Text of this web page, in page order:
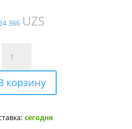
366 UZS
товара
ЭЛТИРИЗИН
5
МГ
корзину
сегодня